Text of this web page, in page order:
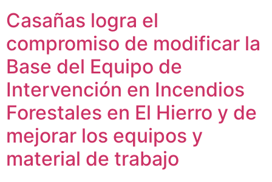
Casañas logra el
compromiso de modificar la
Base del Equipo de
Intervención en Incendios
Forestales en El Hierro y de
mejorar los equipos y
material de trabajo